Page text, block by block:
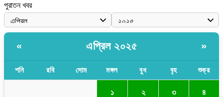
পুরাতন খবর
« এপ্রিল ২০২৫ »
শনি রবি সোম মঙ্গল বুধ বৃহ শুক্র
১ ২ ৩ ৪